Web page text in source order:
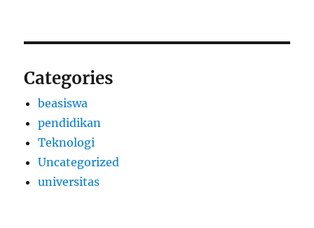
Categories
beasiswa
pendidikan
Teknologi
Uncategorized
universitas